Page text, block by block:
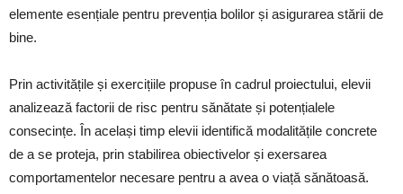
elemente esențiale pentru prevenția bolilor și asigurarea stării de
bine.
Prin activitățile și exercițiile propuse în cadrul proiectului, elevii
analizează factorii de risc pentru sănătate și potențialele
consecințe. În același timp elevii identifică modalitățile concrete
de a se proteja, prin stabilirea obiectivelor și exersarea
comportamentelor necesare pentru a avea o viață sănătoasă.